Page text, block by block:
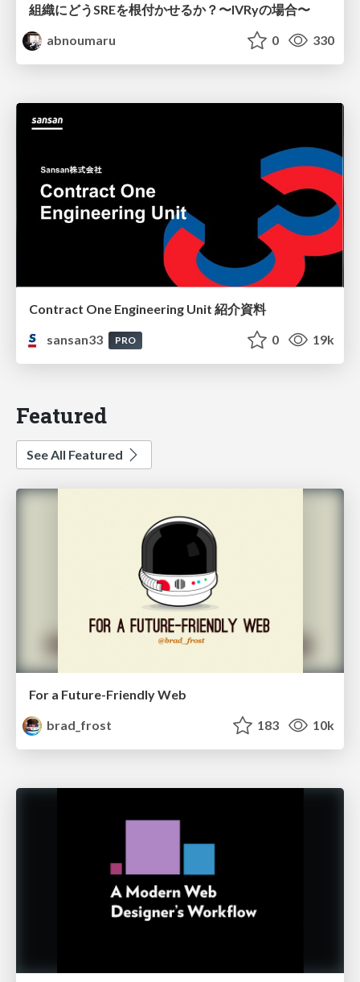
組織にどうSREを根付かせるか？〜IVRyの場合〜
abnoumaru
0 330
Contract One Engineering Unit 紹介資料
sansan33
PRO 0 19k
Featured
See All Featured
For a Future-Friendly Web
brad_frost
183 10k